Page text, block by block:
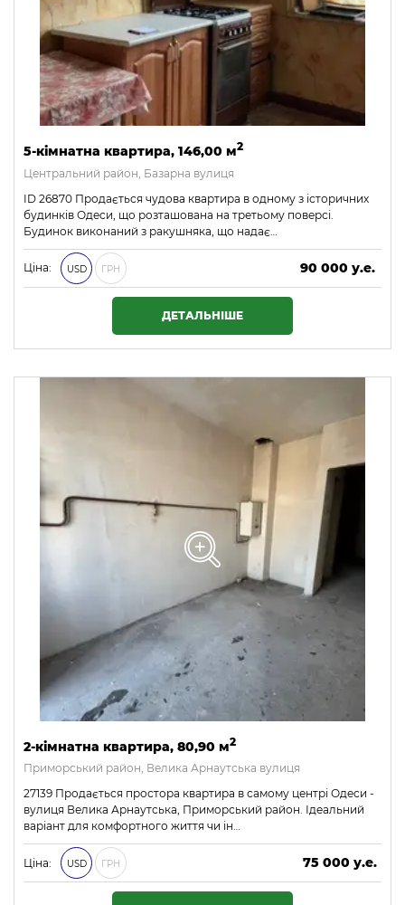
5-кімнатна квартира, 146,00 м2
Центральний район, Базарна вулиця
ID 26870 Продається чудова квартира в одному з історичних
будинків Одеси, що розташована на третьому поверсі.
Будинок виконаний з ракушняка, що надає…
Ціна: USD ГРН
90 000 у.е.
3 870 000 ₴
ДЕТАЛЬНІШЕ
2-кімнатна квартира, 80,90 м2
Приморський район, Велика Арнаутська вулиця
27139 Продається простора квартира в самому центрі Одеси -
вулиця Велика Арнаутська, Приморський район. Ідеальний
варіант для комфортного життя чи ін…
Ціна: USD ГРН
75 000 у.е.
3 225 000 ₴